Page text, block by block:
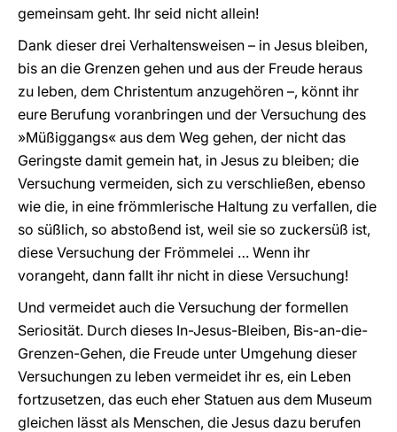
gemeinsam geht. Ihr seid nicht allein!
Dank dieser drei Verhaltensweisen – in Jesus bleiben,
bis an die Grenzen gehen und aus der Freude heraus
zu leben, dem Christentum anzugehören –, könnt ihr
eure Berufung voranbringen und der Versuchung des
»Müßiggangs« aus dem Weg gehen, der nicht das
Geringste damit gemein hat, in Jesus zu bleiben; die
Versuchung vermeiden, sich zu verschließen, ebenso
wie die, in eine frömmlerische Haltung zu verfallen, die
so süßlich, so abstoßend ist, weil sie so zuckersüß ist,
diese Versuchung der Frömmelei … Wenn ihr
vorangeht, dann fallt ihr nicht in diese Versuchung!
Und vermeidet auch die Versuchung der formellen
Seriosität. Durch dieses In-Jesus-Bleiben, Bis-an-die-
Grenzen-Gehen, die Freude unter Umgehung dieser
Versuchungen zu leben vermeidet ihr es, ein Leben
fortzusetzen, das euch eher Statuen aus dem Museum
gleichen lässt als Menschen, die Jesus dazu berufen